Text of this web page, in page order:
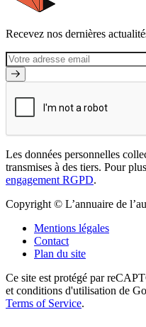
Recevez nos dernières
Les données personnelles
transmises à des tiers. Pour
engagement RGPD.
Copyright © L’annuaire de
Mentions légales
Contact
Plan du site
Ce site est protégé par
et conditions d'utilisation de
Terms of Service.